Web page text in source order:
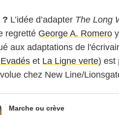
? L’idée d’adapter The Long
regretté George A. Romero
aux adaptations de
et La Ligne verte) est
chez New Line/
Marche ou crève